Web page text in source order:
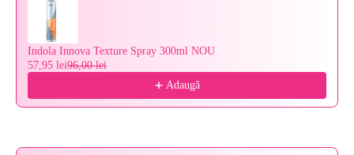
Indola Innova Texture Spray 300ml NOU
57,95 lei96,00 lei
Adaugă